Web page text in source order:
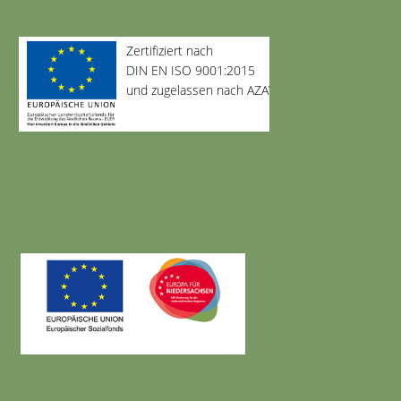
Zertifiziert nach
DIN EN ISO 9001:2015
und zugelassen nach AZAV